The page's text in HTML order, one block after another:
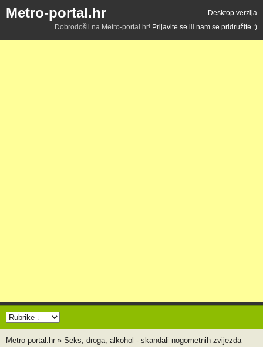
Metro-portal.hr
Desktop verzija
Dobrodošli na Metro-portal.hr! Prijavite se ili nam se pridružite :)
Metro-portal.hr » Seks, droga, alkohol - skandali nogometnih zvijezda